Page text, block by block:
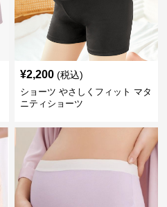
¥2,200 (税込)
ショーツ やさしくフィット マタ
ニティショーツ